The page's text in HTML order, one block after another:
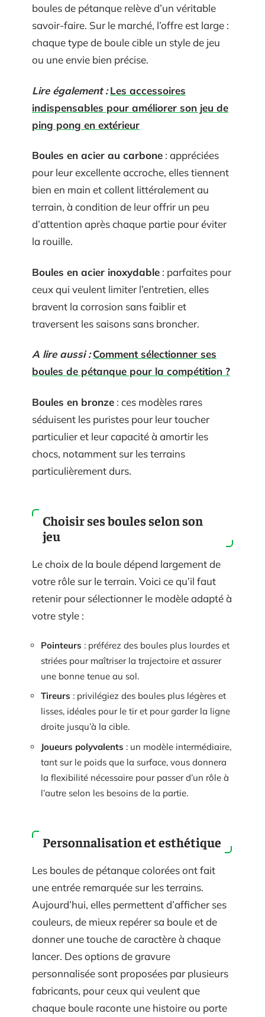
boules de pétanque relève d’un véritable
savoir-faire. Sur le marché, l’offre est large :
chaque type de boule cible un style de jeu
ou une envie bien précise.
Lire également : Les accessoires
indispensables pour améliorer son jeu de
ping pong en extérieur
Boules en acier au carbone : appréciées
pour leur excellente accroche, elles tiennent
bien en main et collent littéralement au
terrain, à condition de leur offrir un peu
d’attention après chaque partie pour éviter
la rouille.
Boules en acier inoxydable : parfaites pour
ceux qui veulent limiter l’entretien, elles
bravent la corrosion sans faiblir et
traversent les saisons sans broncher.
A lire aussi : Comment sélectionner ses
boules de pétanque pour la compétition ?
Boules en bronze : ces modèles rares
séduisent les puristes pour leur toucher
particulier et leur capacité à amortir les
chocs, notamment sur les terrains
particulièrement durs.
Choisir ses boules selon son
jeu
Le choix de la boule dépend largement de
votre rôle sur le terrain. Voici ce qu’il faut
retenir pour sélectionner le modèle adapté à
votre style :
Pointeurs : préférez des boules plus lourdes et
striées pour maîtriser la trajectoire et assurer
une bonne tenue au sol.
Tireurs : privilégiez des boules plus légères et
lisses, idéales pour le tir et pour garder la ligne
droite jusqu’à la cible.
Joueurs polyvalents : un modèle intermédiaire,
tant sur le poids que la surface, vous donnera
la flexibilité nécessaire pour passer d’un rôle à
l’autre selon les besoins de la partie.
Personnalisation et esthétique
Les boules de pétanque colorées ont fait
une entrée remarquée sur les terrains.
Aujourd’hui, elles permettent d’afficher ses
couleurs, de mieux repérer sa boule et de
donner une touche de caractère à chaque
lancer. Des options de gravure
personnalisée sont proposées par plusieurs
fabricants, pour ceux qui veulent que
chaque boule raconte une histoire ou porte